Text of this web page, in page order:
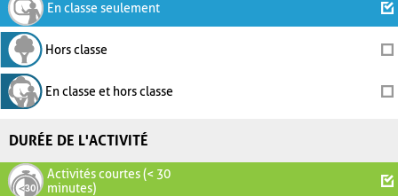
En classe seulement
Hors classe
En classe et hors classe
DURÉE DE L'ACTIVITÉ
Activités courtes (< 30
minutes)